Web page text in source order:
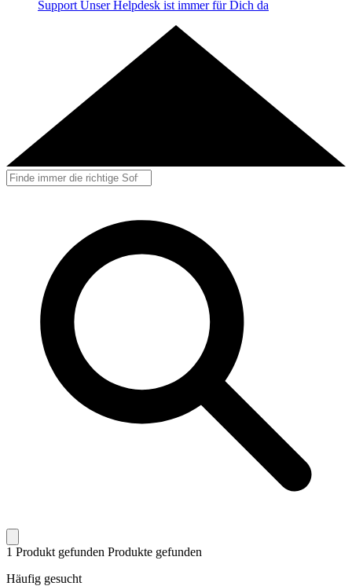
Support Unser Helpdesk ist immer für Dich da
1 Produkt gefunden Produkte gefunden
Häufig gesucht